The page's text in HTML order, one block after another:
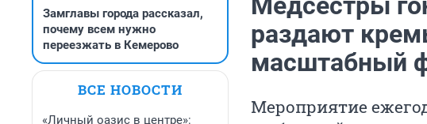
Замглавы города рассказал,
почему всем нужно
переезжать в Кемерово
ВСЕ НОВОСТИ
«Личный оазис в центре»:
раздают
масштабный
Мероприятие